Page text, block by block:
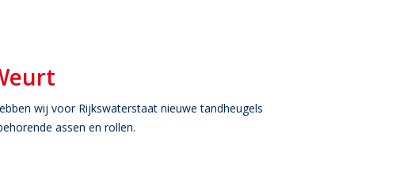
wij voor Rijkswaterstaat nieuwe tandheugels
assen en rollen.